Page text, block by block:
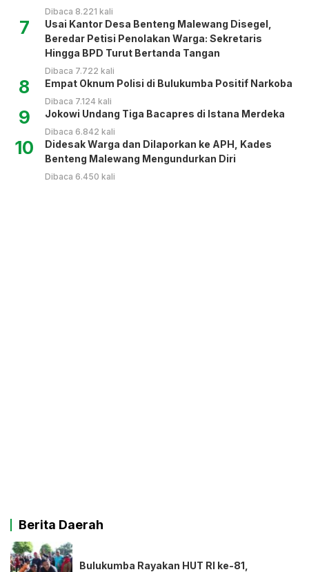
Dibaca 8.221 kali
7
Usai Kantor Desa Benteng Malewang Disegel,
Beredar Petisi Penolakan Warga: Sekretaris
Hingga BPD Turut Bertanda Tangan
Dibaca 7.722 kali
8 Empat Oknum Polisi di Bulukumba Positif Narkoba
Dibaca 7.124 kali
9 Jokowi Undang Tiga Bacapres di Istana Merdeka
Dibaca 6.842 kali
10
Didesak Warga dan Dilaporkan ke APH, Kades
Benteng Malewang Mengundurkan Diri
Dibaca 6.450 kali
Berita Daerah
Bulukumba Rayakan HUT RI ke-81,